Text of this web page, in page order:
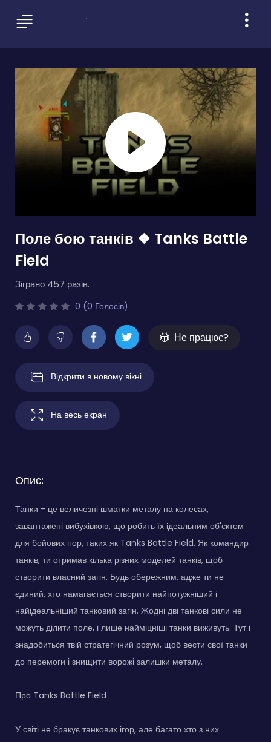
Поле бою танків ❖ Tanks Battle
Field
Зіграно 457 разів.
0 (0 Голосів)
Не працює?
Відкрити в новому вікні
На весь екран
Опис:
Танки - це величезні шматки металу на колесах,
завантажені вибухівкою, що робить їх ідеальним об'єктом
для бойових ігор, таких як Tanks Battle Field. Як командир
танків, ти отримав кілька різних моделей танків, щоб
створити власний загін. Будь обережним, адже ти не
єдиний, хто намагається створити найпотужніший і
найідеальніший танковий загін. Жодні дві танкові сили не
можуть ділити поле, і лише найміцніші танки виживуть. Тут і
знадобиться твій стратегічний розум, щоб вести свої танки
до перемоги і знищити ворожі залишки металу.
Про Tanks Battle Field
У світі не бракує танкових ігор, але багато хто з них